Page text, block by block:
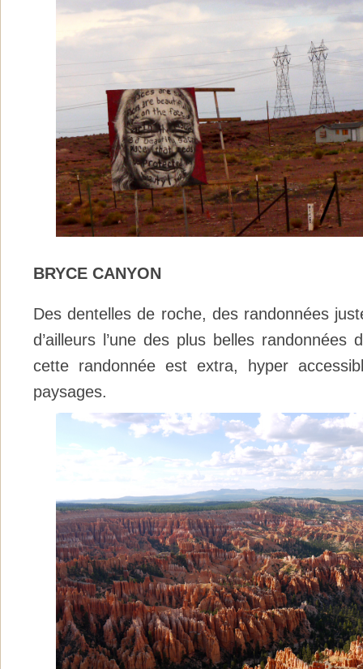
BRYCE CANYON
Des dentelles de roche, des randonnées
d’ailleurs l’une des plus belles randonnées
cette randonnée est extra, hyper
paysages.